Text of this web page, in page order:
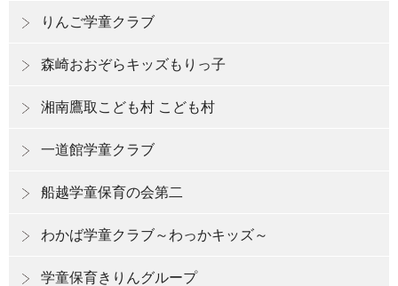
りんご学童クラブ
森崎おおぞらキッズもりっ子
湘南鷹取こども村 こども村
一道館学童クラブ
船越学童保育の会第二
わかば学童クラブ～わっかキッズ～
学童保育きりんグループ